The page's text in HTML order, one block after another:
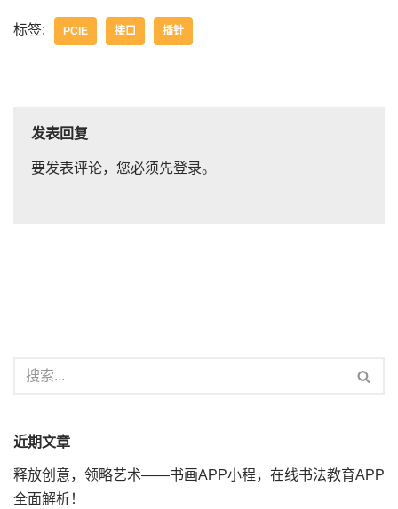
标签: PCIE 接口 插针
发表回复
要发表评论，您必须先登录。
近期文章
释放创意，领略艺术——书画APP小程，在线书法教育APP
全面解析！